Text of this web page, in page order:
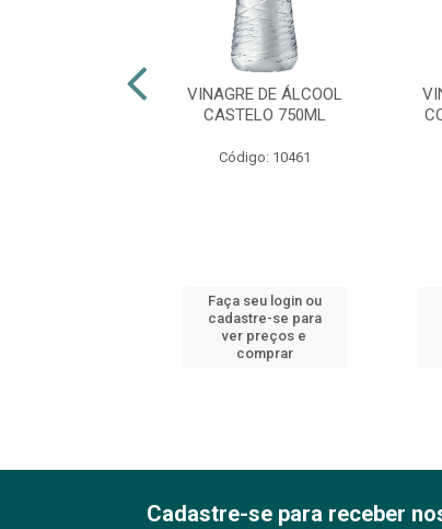
VINAGRE DE ÁLCOOL
CASTELO 750ML
Código: 10461
Faça seu login ou
cadastre-se para
ver preços e
comprar
Cadastre-se para receber